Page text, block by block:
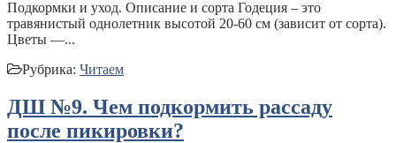
Подкормки и уход. Описание и сорта Годеция – это
травянистый однолетник высотой 20-60 см (зависит от сорта).
Цветы —...
Рубрика: Читаем
ДШ №9. Чем подкормить рассаду
после пикировки?